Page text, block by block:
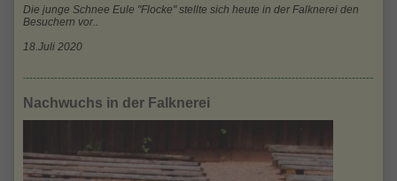
Die junge Schnee Eule "Flocke" stellte sich heute in der Falknerei den
Besuchern vor..
18.Juli 2020
Nachwuchs in der Falknerei